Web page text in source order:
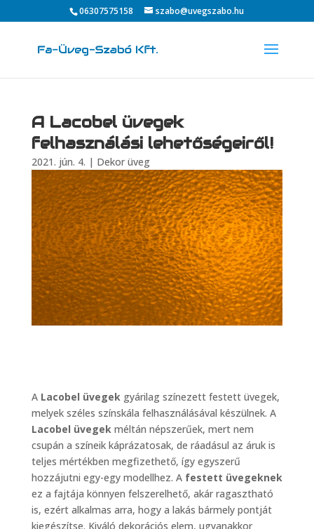
06307575158 szabo@uvegszabo.hu
A Lacobel üvegek
felhasználási lehetőségeiről!
2021. jún. 4. | Dekor üveg
A Lacobel üvegek gyárilag színezett festett üvegek,
melyek széles színskála felhasználásával készülnek. A
Lacobel üvegek méltán népszerűek, mert nem
csupán a színeik káprázatosak, de ráadásul az áruk is
teljes mértékben megfizethető, így egyszerű
hozzájutni egy-egy modellhez. A festett üvegeknek
ez a fajtája könnyen felszerelhető, akár ragasztható
is, ezért alkalmas arra, hogy a lakás bármely pontját
kiegészítse. Kiváló dekorációs elem, ugyanakkor